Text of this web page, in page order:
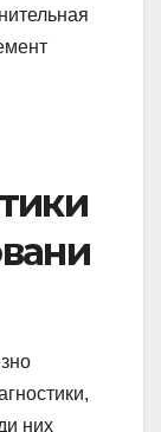
них